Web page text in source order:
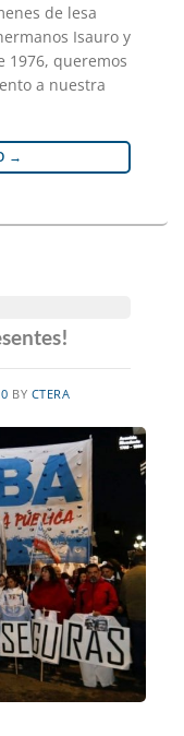
de lesa
Isauro y
1976, queremos
a nuestra
→
BY CTERA